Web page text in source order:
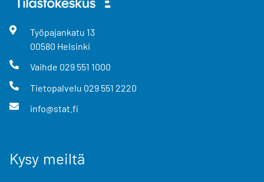
Työpajankatu 13
00580 Helsinki
Vaihde 029 551 1000
Tietopalvelu 029 551 2220
info@stat.fi
Kysy meiltä